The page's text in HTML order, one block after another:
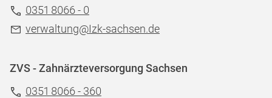
0351 8066 - 0
verwaltung@Izk-sachsen.de
ZVS - Zahnärzteversorgung Sachsen
0351 8066 - 360